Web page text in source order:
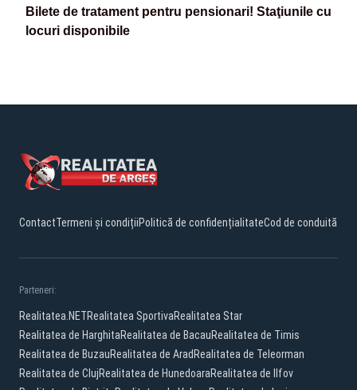
Bilete de tratament pentru pensionari! Staţiunile cu
locuri disponibile
ContactTermeni și condițiiPolitică de confidențialitateCod de conduită
Parteneri:
Realitatea.NETRealitatea SportivaRealitatea Star
Realitatea de HarghitaRealitatea de BacauRealitatea de Timis
Realitatea de BuzauRealitatea de Arad Realitatea de Teleorman
Realitatea de ClujRealitatea de HunedoaraRealitatea de Ilfov